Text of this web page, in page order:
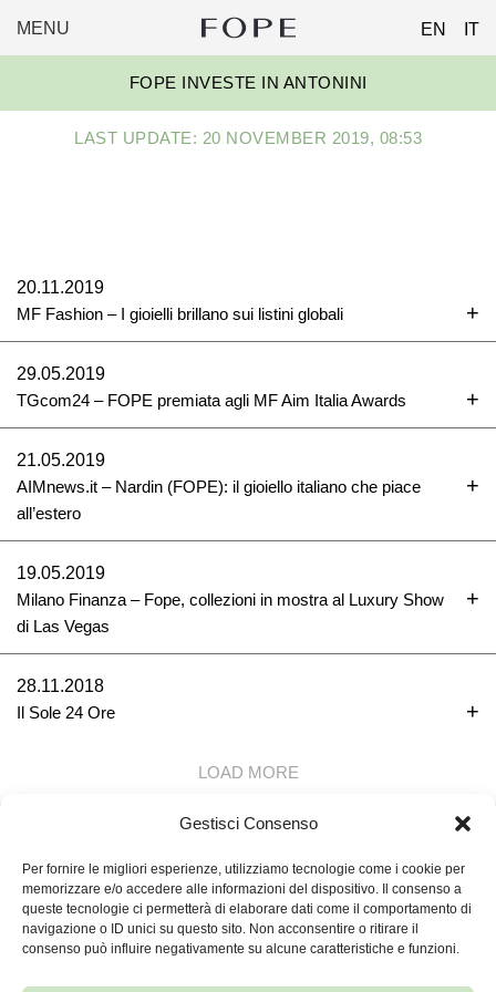
Gestisci Consenso
Per fornire le migliori esperienze, utilizziamo tecnologie come i cookie per
memorizzare e/o accedere alle informazioni del dispositivo. Il consenso a
queste tecnologie ci permetterà di elaborare dati come il comportamento di
navigazione o ID unici su questo sito. Non acconsentire o ritirare il
consenso può influire negativamente su alcune caratteristiche e funzioni.
MENU
FOPE
GROUP
EN IT
FOPE INVESTE IN ANTONINI
LAST UPDATE: 20 NOVEMBER 2019, 08:53
20.11.2019
MF Fashion – I gioielli brillano sui listini globali
29.05.2019
TGcom24 – FOPE premiata agli MF Aim Italia Awards
21.05.2019
AIMnews.it – Nardin (FOPE): il gioiello italiano che piace
all’estero
19.05.2019
Milano Finanza – Fope, collezioni in mostra al Luxury Show
di Las Vegas
28.11.2018
Il Sole 24 Ore
LOAD MORE
BACK TO TOP ↑
FOPE S.P.A.
FOPE.PEC@LEGALMAIL.IT
+039 0444 286911